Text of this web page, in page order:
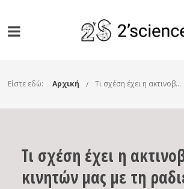
Είστε εδώ: Αρχική Τι σχέση έχει η ακτινοβολία των κινητών μας με τη ραδιενέργεια;
Τι σχέση έχει η
κινητών μας με τη